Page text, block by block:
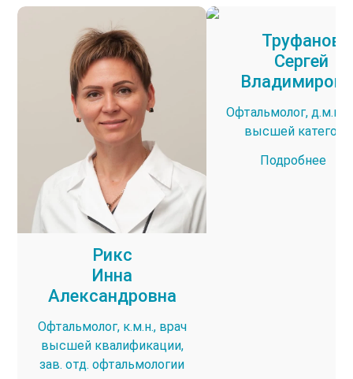
Рикс
Инна
Александровна
Офтальмолог, к.м.н., врач
высшей квалификации,
зав. отд. офтальмологии
Труфанов
Сергей
Офтальмолог, д.м.н.,
высшей
Подробнее